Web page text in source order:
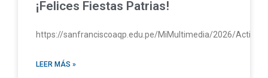
¡Felices Fiestas Patrias!
https://sanfranciscoaqp.edu.pe/MiMultimedia/2026/
LEER MÁS »